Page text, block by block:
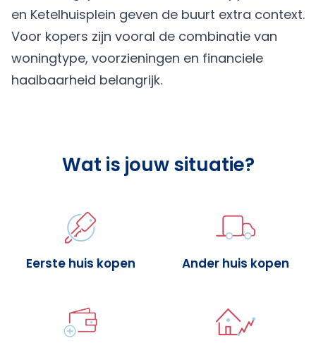
en Ketelhuisplein geven de buurt extra context.
Voor kopers zijn vooral de combinatie van
woningtype, voorzieningen en financiele
haalbaarheid belangrijk.
Wat is jouw situatie?
Eerste huis kopen Ander huis kopen